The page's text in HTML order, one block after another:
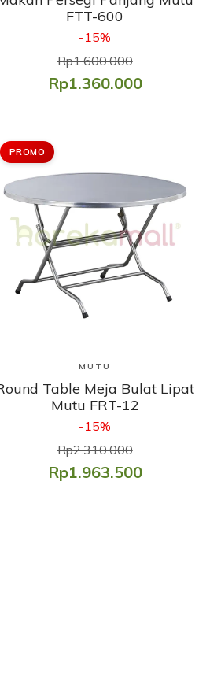
FTT-600
-15%
Rp1.600.000
Rp1.360.000
PROMO
Lihat Produk
MUTU
Table Meja Bulat Lipat
Mutu FRT-12
-15%
Rp2.310.000
Rp1.963.500